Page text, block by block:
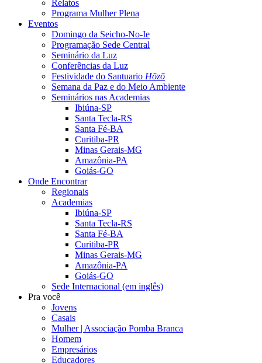
Relatos
Programa Mulher Plena
Eventos
Domingo da Seicho-No-Ie
Programação Sede Central
Seminário da Luz
Conferências da Luz
Festividade do Santuario Hōzō
Semana da Paz e do Meio Ambiente
Seminários nas Academias
Ibiúna-SP
Santa Tecla-RS
Santa Fé-BA
Curitiba-PR
Minas Gerais-MG
Amazônia-PA
Goiás-GO
Onde Encontrar
Regionais
Academias
Ibiúna-SP
Santa Tecla-RS
Santa Fé-BA
Curitiba-PR
Minas Gerais-MG
Amazônia-PA
Goiás-GO
Sede Internacional (em inglês)
Pra você
Jovens
Casais
Mulher | Associação Pomba Branca
Homem
Empresários
Educadores